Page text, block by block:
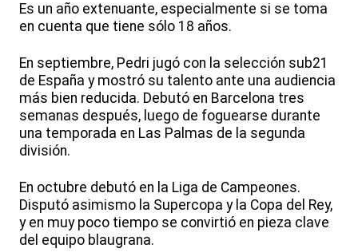
Es un año extenuante, especialmente si se toma
en cuenta que tiene sólo 18 años.
En septiembre, Pedri jugó con la selección sub21
de España y mostró su talento ante una audiencia
más bien reducida. Debutó en Barcelona tres
semanas después, luego de foguearse durante
una temporada en Las Palmas de la segunda
división.
En octubre debutó en la Liga de Campeones.
Disputó asimismo la Supercopa y la Copa del Rey,
y en muy poco tiempo se convirtió en pieza clave
del equipo blaugrana.